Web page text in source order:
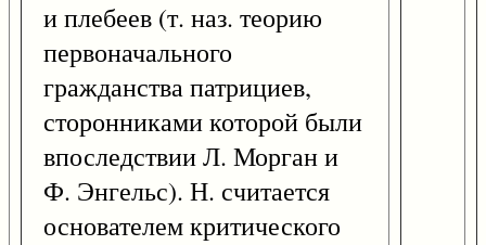
и плебеев (т. наз. теорию
первоначального
гражданства патрициев,
сторонниками которой были
впоследствии Л. Морган и
Ф. Энгельс). Н. считается
основателем критического